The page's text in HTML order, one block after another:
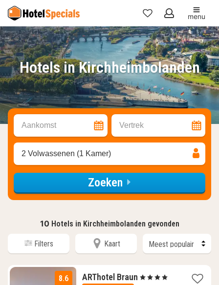
Mijn
favorieten
menu
Hotels in Kirchheimbolanden
Aankomst Vertrek
2 Volwassenen (1 Kamer)
Zoeken
10 Hotels in Kirchheimbolanden gevonden
Filters Kaart
8.6 ARThotel Braun 3
, 4 Sterren